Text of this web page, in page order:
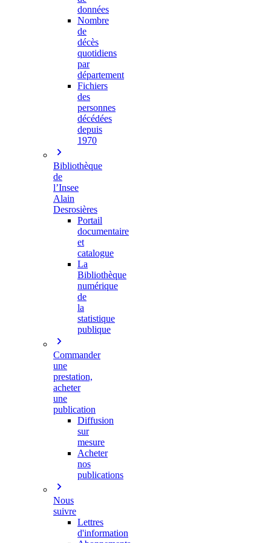
données
Nombre
de
décès
quotidiens
par
département
Fichiers
des
personnes
décédées
depuis
1970
Bibliothèque
de
l’Insee
Alain
Desrosières
Portail
documentaire
et
catalogue
La
Bibliothèque
numérique
de
la
statistique
publique
Commander
une
prestation,
acheter
une
publication
Diffusion
sur
mesure
Acheter
nos
publications
Nous
suivre
Lettres
d'information